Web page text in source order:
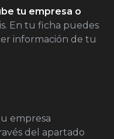
tu empresa o
En tu ficha puedes
información de tu
empresa
del apartado